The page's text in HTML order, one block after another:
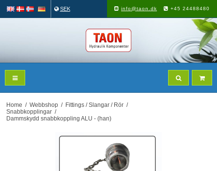
SEK info@taon.dk +45 24488480
Home / Webbshop / Fittings / Slangar / Rör /
Snabbkopplingar /
Dammskydd snabbkoppling ALU - (han)